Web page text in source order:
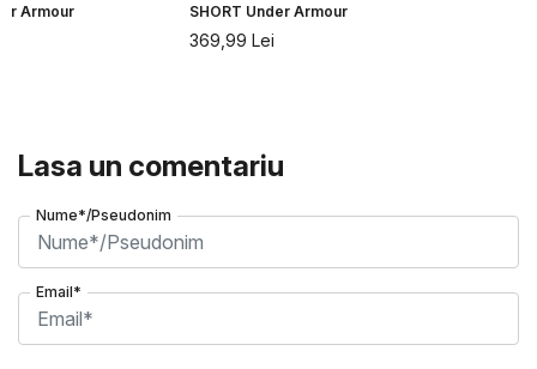
Armour
SHORT Under Armour
369,99 Lei
Lasa un comentariu
Nume*/Pseudonim
Email*